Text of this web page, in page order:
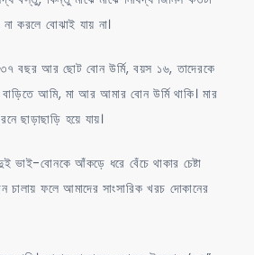
করলে বোঝাই যায় না।
বছর আর ছোট বোন উর্মি, বয়স ১৬, তাদেরকে
আমি, মা আর আমার বোন উর্মি থাকি। মার
ছাড়াছাড়ি হয়ে যায়।
ভাই-বোনকে আঁকড়ে ধরে বেঁচে থাকার চেষ্টা
চালায় ফলে আমাদের সাংসারিক খরচ দোকানের